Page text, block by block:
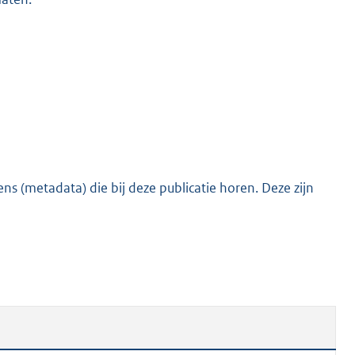
(metadata) die bij deze publicatie horen. Deze zijn